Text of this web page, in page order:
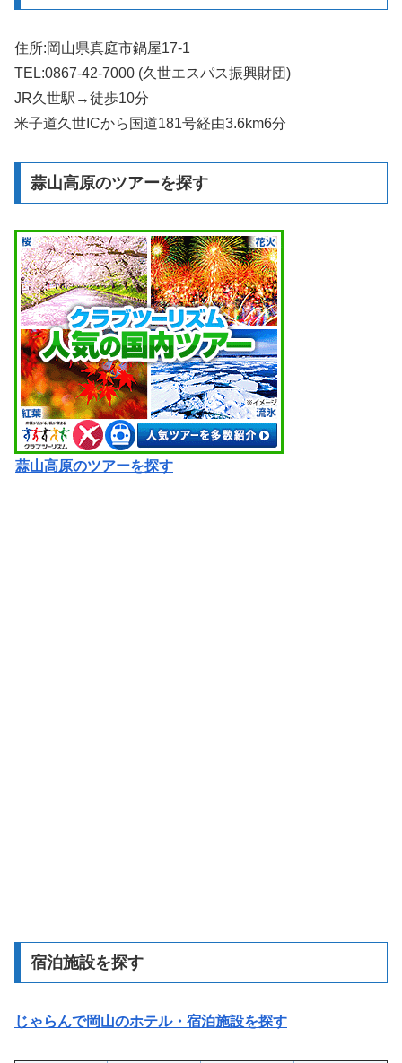
住所:岡山県真庭市鍋屋17-1
TEL:0867-42-7000 (久世エスパス振興財団)
JR久世駅→徒歩10分
米子道久世ICから国道181号経由3.6km6分
蒜山高原のツアーを探す
蒜山高原のツアーを探す
宿泊施設を探す
じゃらんで岡山のホテル・宿泊施設を探す